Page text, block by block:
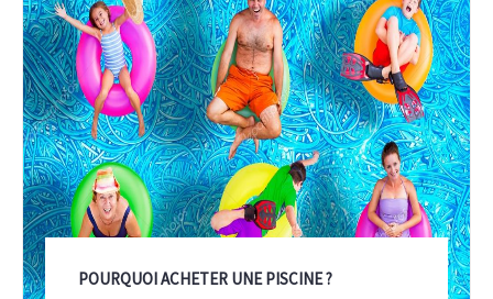
POURQUOI ACHETER UNE PISCINE ?